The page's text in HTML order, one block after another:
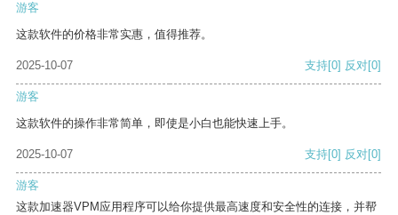
游客
这款软件的价格非常实惠，值得推荐。
2025-10-07 支持[0] 反对[0]
游客
这款软件的操作非常简单，即使是小白也能快速上手。
2025-10-07 支持[0] 反对[0]
游客
这款加速器VPM应用程序可以给你提供最高速度和安全性的连接，并帮